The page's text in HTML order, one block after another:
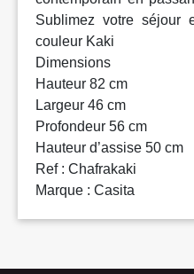
Sublimez votre séjour
couleur Kaki
Dimensions
Hauteur 82 cm
Largeur 46 cm
Profondeur 56 cm
Hauteur d’assise 50 cm
Ref : Chafrakaki
Marque : Casita